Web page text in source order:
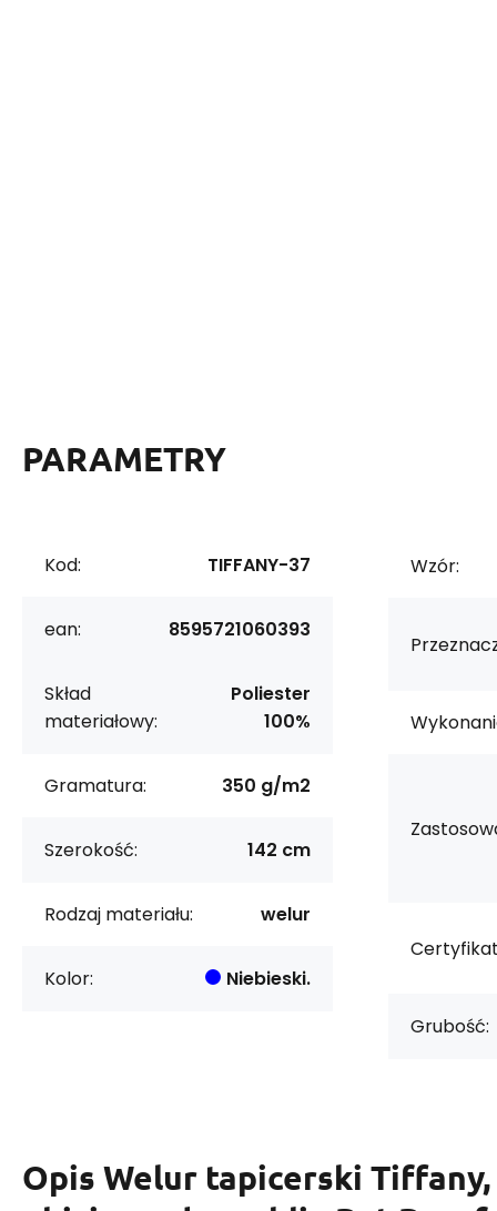
PARAMETRY
Kod: TIFFANY-37
ean: 8595721060393
Skład
materiałowy:
Poliester
100%
Gramatura: 350 g/m2
Szerokość: 142 cm
Rodzaj materiału: welur
Kolor: Niebieski.
Wzór:
Grubość:
Opis Welur tapicerski